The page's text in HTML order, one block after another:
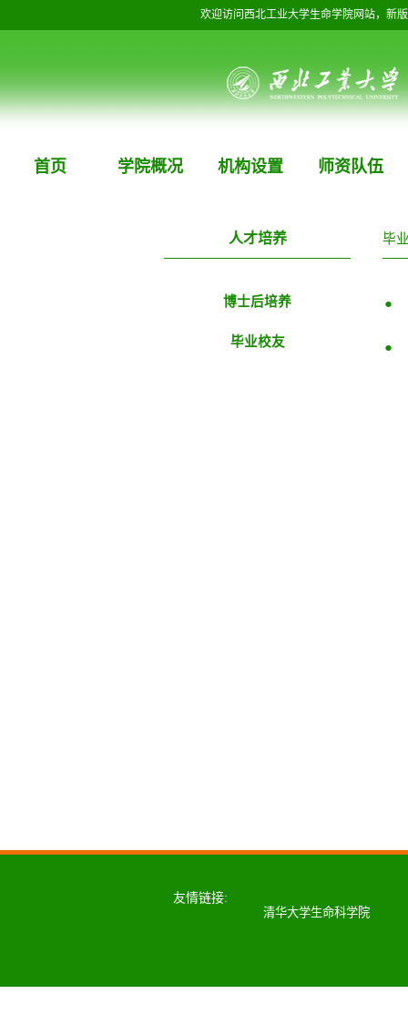
欢迎访问西北工业大学生命学院网站，新
首页 学院概况 机构设置 师资队伍
人才培养
博士后培养
毕业校友
毕
●
●
友情链接:
清华大学生命科学院